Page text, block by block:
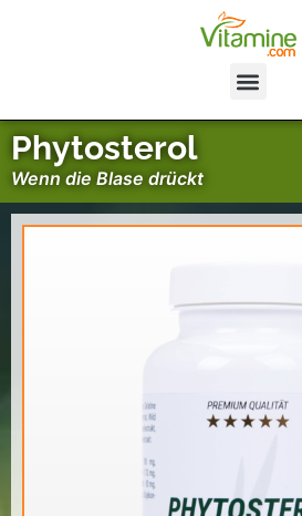
Phytosterol
Wenn die Blase drückt